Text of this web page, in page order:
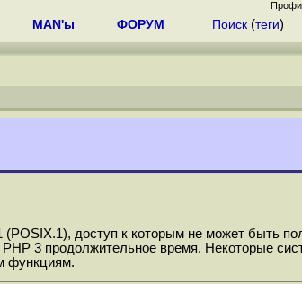
MAN'ы ФОРУМ Поиск (теги)
доступ к которым не может быть
3 продолжительное время. Некоторые
функциям.